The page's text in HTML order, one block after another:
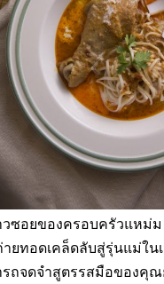
วซอยของครอบครัวแหม่
ยทอดเคล็ดลับสู่รุ่นแม่ใน
ถจดจำสูตรรสมือของคุณ